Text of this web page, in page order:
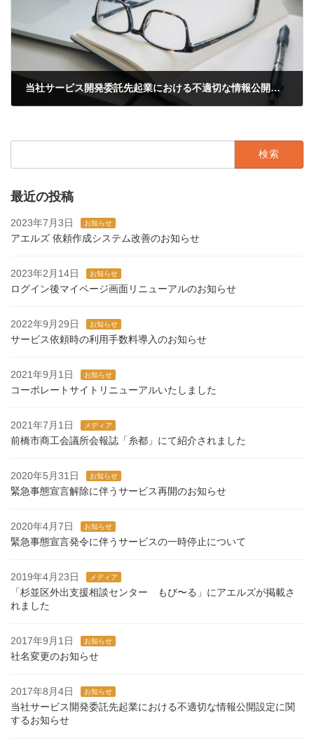
当社サービス開発委託先起業における不適切な情報公開設定に関するお知らせ
検
最近の投稿
2023年7月3日 お知らせ
アエルズ 依頼作成システム改善のお知らせ
2023年2月14日 お知らせ
ログイン後マイページ画面リニューアルのお知らせ
2022年9月29日 お知らせ
サービス依頼時の利用手数料導入のお知らせ
2021年9月1日 お知らせ
コーポレートサイトリニューアルいたしました
2021年7月1日 メディア
前橋市商工会議所会報誌「糸都」にて紹介されました
2020年5月31日 お知らせ
緊急事態宣言解除に伴うサービス再開のお知らせ
2020年4月7日 お知らせ
緊急事態宣言発令に伴うサービスの一時停止について
2019年4月23日 メディア
「杉並区外出支援相談センター もび〜る」にアエルズが掲載さ
れました
2017年9月1日 お知らせ
社名変更のお知らせ
2017年8月4日 お知らせ
当社サービス開発委託先起業における不適切な情報公開設定に関
するお知らせ